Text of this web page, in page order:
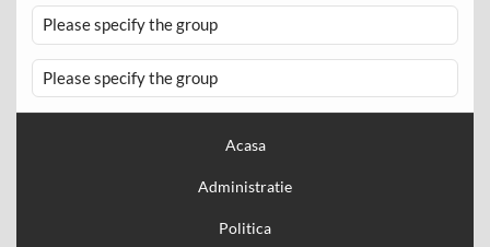
Please specify the group
Please specify the group
Acasa
Administratie
Politica